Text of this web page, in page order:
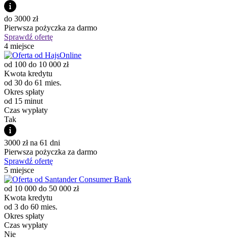
do 3000 zł
Pierwsza pożyczka za darmo
Sprawdź ofertę
4 miejsce
od 100 do 10 000 zł
Kwota kredytu
od 30 do 61 mies.
Okres spłaty
od 15 minut
Czas wypłaty
Tak
3000 zł na 61 dni
Pierwsza pożyczka za darmo
Sprawdź ofertę
5 miejsce
od 10 000 do 50 000 zł
Kwota kredytu
od 3 do 60 mies.
Okres spłaty
Czas wypłaty
Nie